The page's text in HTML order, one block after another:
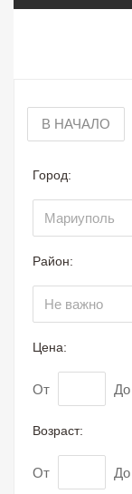
В НАЧАЛО
Город:
Район:
Цена:
От До
Возраст:
От До